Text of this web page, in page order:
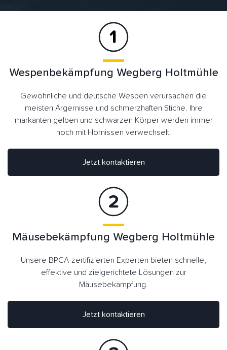
Wespenbekämpfung Wegberg Holtmühle
Gewöhnliche und deutsche Wespen verursachen die
meisten Ärgernisse und schmerzhaften Stiche. Ihre
markanten gelben und schwarzen Körper werden immer
noch mit Hornissen verwechselt.
Jetzt kontaktieren
Jetzt kontaktieren
Mäusebekämpfung Wegberg Holtmühle
Unsere BPCA-zertifizierten Experten bieten schnelle,
effektive und zielgerichtete Lösungen zur
Mäusebekämpfung.